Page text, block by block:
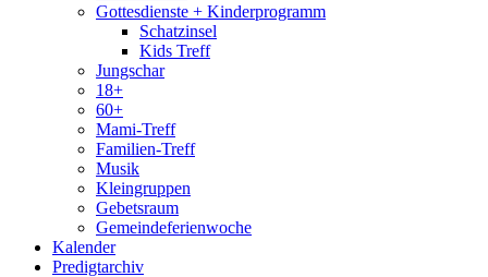
Gottesdienste + Kinderprogramm
Schatzinsel
Kids Treff
Jungschar
18+
60+
Mami-Treff
Familien-Treff
Musik
Kleingruppen
Gebetsraum
Gemeindeferienwoche
Kalender
Predigtarchiv